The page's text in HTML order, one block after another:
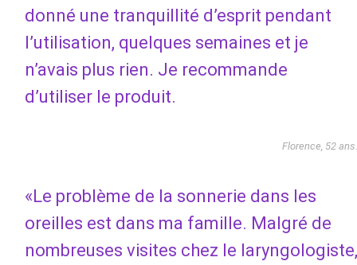
donné une tranquillité d’esprit pendant
l’utilisation, quelques semaines et je
n’avais plus rien. Je recommande
d’utiliser le produit.
Florence, 52 ans.
«Le problème de la sonnerie dans les
oreilles est dans ma famille. Malgré de
nombreuses visites chez le laryngologiste,